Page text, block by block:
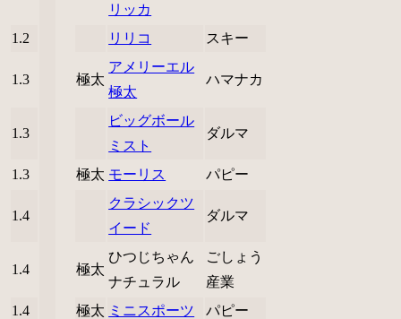
リッカ
1.2 リリコ スキー
1.3 極太
アメリーエル
極太
ハマナカ
1.3
ビッグボール
ミスト
ダルマ
1.3 極太 モーリス パピー
1.4
クラシックツ
イード
ダルマ
1.4 極太
ひつじちゃん
ナチュラル
ごしょう
産業
1.4
極太 ミニスポーツ
パピー